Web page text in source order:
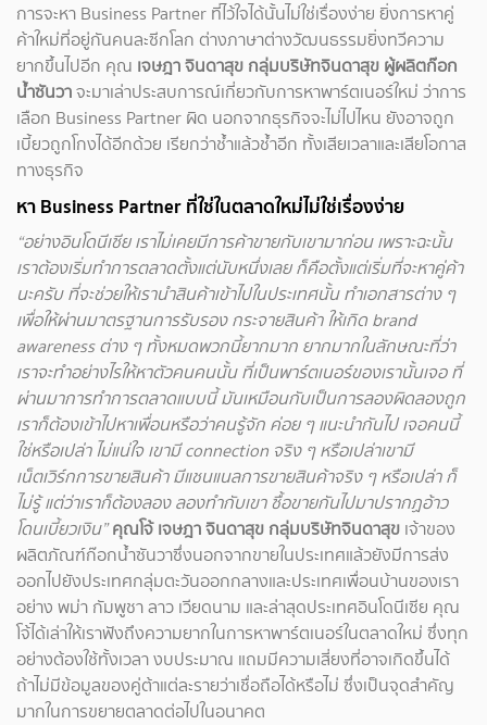
การจะหา Business Partner ที่ไว้ใจได้นั้นไม่ใช่เรื่องง่าย ยิ่งการหาคู่
ค้าใหม่ที่อยู่กันคนละซีกโลก ต่างภาษาต่างวัฒนธรรมยิ่งทวีความ
ยากขึ้นไปอีก คุณ เจษฎา จินดาสุข กลุ่มบริษัทจินดาสุข ผู้ผลิตก๊อก
น้ำซันวาจะมาเล่าประสบการณ์เกี่ยวกับการหาพาร์ตเนอร์ใหม่ ว่าการ
เลือก Business Partner ผิด นอกจากธุรกิจจะไม่ไปไหน ยังอาจถูก
เบี้ยวถูกโกงได้อีกด้วย เรียกว่าช้ำแล้วช้ำอีก ทั้งเสียเวลาและเสียโอกาส
ทางธุรกิจ
หา Business Partner ที่ใช่ในตลาดใหม่ไม่ใช่เรื่องง่าย
“อย่างอินโดนีเซีย เราไม่เคยมีการค้าขายกับเขามาก่อน เพราะฉะนั้น
เราต้องเริ่มทำการตลาดตั้งแต่นับหนึ่งเลย ก็คือตั้งแต่เริ่มที่จะหาคู่ค้า
นะครับ ที่จะช่วยให้เรานำสินค้าเข้าไปในประเทศนั้น ทำเอกสารต่าง ๆ
เพื่อให้ผ่านมาตรฐานการรับรอง กระจายสินค้า ให้เกิด brand
awareness ต่าง ๆ ทั้งหมดพวกนี้ยากมาก ยากมากในลักษณะที่ว่า
เราจะทำอย่างไรให้หาตัวคนคนนั้น ที่เป็นพาร์ตเนอร์ของเรานั้นเจอ ที่
ผ่านมาการทำการตลาดแบบนี้ มันเหมือนกับเป็นการลองผิดลองถูก
เราก็ต้องเข้าไปหาเพื่อนหรือว่าคนรู้จัก ค่อย ๆ แนะนำกันไป เจอคนนี้
ใช่หรือเปล่า ไม่แน่ใจ เขามี connection จริง ๆ หรือเปล่าเขามี
เน็ตเวิร์กการขายสินค้า มีแชนแนลการขายสินค้าจริง ๆ หรือเปล่า ก็
ไม่รู้ แต่ว่าเราก็ต้องลอง ลองทำกับเขา ซื้อขายกันไปมาปรากฏอ้าว
โดนเบี้ยวเงิน”คุณโจ้ เจษฎา จินดาสุข กลุ่มบริษัทจินดาสุข เจ้าของ
ผลิตภัณฑ์ก๊อกน้ำซันวาซึ่งนอกจากขายในประเทศแล้วยังมีการส่ง
ออกไปยังประเทศกลุ่มตะวันออกกลางและประเทศเพื่อนบ้านของเรา
อย่าง พม่า กัมพูชา ลาว เวียดนาม และล่าสุดประเทศอินโดนีเซีย คุณ
โจ้ได้เล่าให้เราฟังถึงความยากในการหาพาร์ตเนอร์ในตลาดใหม่ ซึ่งทุก
อย่างต้องใช้ทั้งเวลา งบประมาณ แถมมีความเสี่ยงที่อาจเกิดขึ้นได้
ถ้าไม่มีข้อมูลของคู่ต้าแต่ละรายว่าเชื่อถือได้หรือไม่ ซึ่งเป็นจุดสำคัญ
มากในการขยายตลาดต่อไปในอนาคต